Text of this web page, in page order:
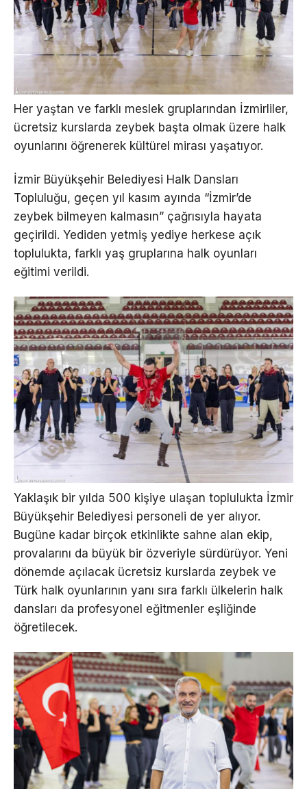
Her yaştan ve farklı meslek gruplarından İzmirliler,
ücretsiz kurslarda zeybek başta olmak üzere halk
oyunlarını öğrenerek kültürel mirası yaşatıyor.
İzmir Büyükşehir Belediyesi Halk Dansları
Topluluğu, geçen yıl kasım ayında “İzmir’de
zeybek bilmeyen kalmasın” çağrısıyla hayata
geçirildi. Yediden yetmiş yediye herkese açık
toplulukta, farklı yaş gruplarına halk oyunları
eğitimi verildi.
Yaklaşık bir yılda 500 kişiye ulaşan toplulukta İzmir
Büyükşehir Belediyesi personeli de yer alıyor.
Bugüne kadar birçok etkinlikte sahne alan ekip,
provalarını da büyük bir özveriyle sürdürüyor. Yeni
dönemde açılacak ücretsiz kurslarda zeybek ve
Türk halk oyunlarının yanı sıra farklı ülkelerin halk
dansları da profesyonel eğitmenler eşliğinde
öğretilecek.